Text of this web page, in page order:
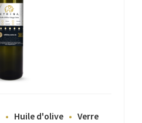
Huile d'olive Verre